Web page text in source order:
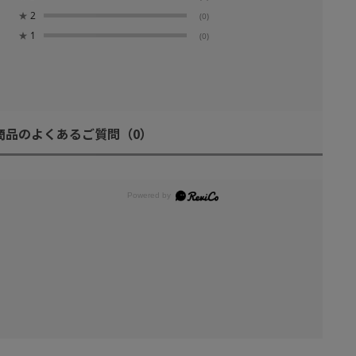
★ 2 (0)
★ 1 (0)
品のよくあるご質問 （0）